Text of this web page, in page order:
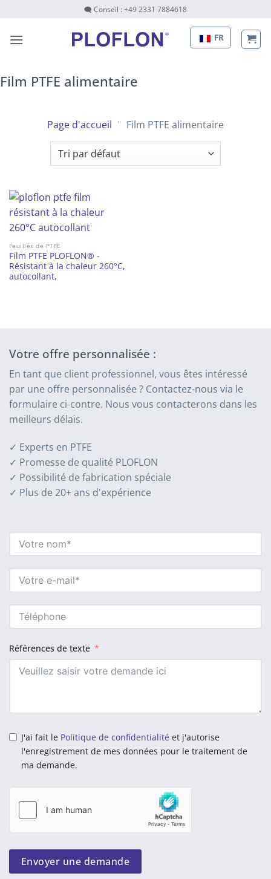
contenu
🗨 Conseil : +49 2331 7884618
FR
Film PTFE alimentaire
Page d'accueil " Film PTFE alimentaire
Feuilles de PTFE
Film PTFE PLOFLON® -
Résistant à la chaleur 260°C,
autocollant,
Votre offre personnalisée :
En tant que client professionnel, vous êtes intéressé
par une offre personnalisée ? Contactez-nous via le
formulaire ci-contre. Nous vous contacterons dans les
meilleurs délais.
✓ Experts en PTFE
✓ Promesse de qualité PLOFLON
✓ Possibilité de fabrication spéciale
✓ Plus de 20+ ans d'expérience
Références de texte
J'ai fait le Politique de confidentialité et j'autorise
l'enregistrement de mes données pour le traitement de
ma demande.
Envoyer une demande